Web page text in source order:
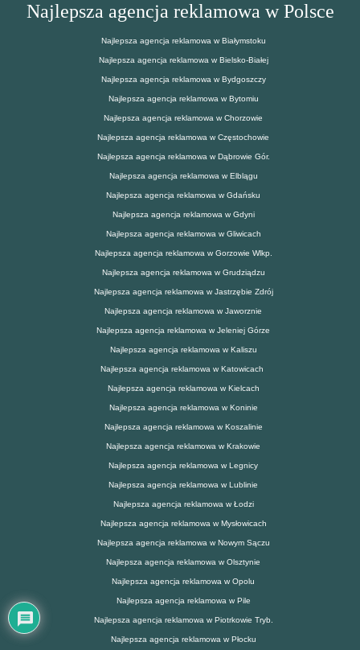
Najlepsza agencja reklamowa w Polsce
Najlepsza agencja reklamowa w Białymstoku
Najlepsza agencja reklamowa w Bielsko-Białej
Najlepsza agencja reklamowa w Bydgoszczy
Najlepsza agencja reklamowa w Bytomiu
Najlepsza agencja reklamowa w Chorzowie
Najlepsza agencja reklamowa w Częstochowie
Najlepsza agencja reklamowa w Dąbrowie Gór.
Najlepsza agencja reklamowa w Elblągu
Najlepsza agencja reklamowa w Gdańsku
Najlepsza agencja reklamowa w Gdyni
Najlepsza agencja reklamowa w Gliwicach
Najlepsza agencja reklamowa w Gorzowie Wlkp.
Najlepsza agencja reklamowa w Grudziądzu
Najlepsza agencja reklamowa w Jastrzębie Zdrój
Najlepsza agencja reklamowa w Jaworznie
Najlepsza agencja reklamowa w Jeleniej Górze
Najlepsza agencja reklamowa w Kaliszu
Najlepsza agencja reklamowa w Katowicach
Najlepsza agencja reklamowa w Kielcach
Najlepsza agencja reklamowa w Koninie
Najlepsza agencja reklamowa w Koszalinie
Najlepsza agencja reklamowa w Krakowie
Najlepsza agencja reklamowa w Legnicy
Najlepsza agencja reklamowa w Lublinie
Najlepsza agencja reklamowa w Łodzi
Najlepsza agencja reklamowa w Mysłowicach
Najlepsza agencja reklamowa w Nowym Sączu
Najlepsza agencja reklamowa w Olsztynie
Najlepsza agencja reklamowa w Opolu
Najlepsza agencja reklamowa w Pile
Najlepsza agencja reklamowa w Piotrkowie Tryb.
Najlepsza agencja reklamowa w Płocku